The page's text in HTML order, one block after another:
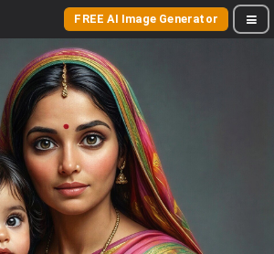
FREE AI Image Generator